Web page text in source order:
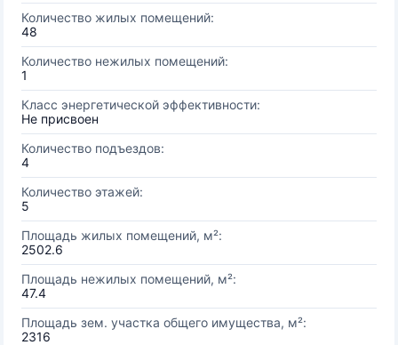
Количество жилых помещений:
48
Количество нежилых помещений:
1
Класс энергетической эффективности:
Не присвоен
Количество подъездов:
4
Количество этажей:
5
Площадь жилых помещений, м²:
2502.6
Площадь нежилых помещений, м²:
47.4
Площадь зем. участка общего имущества, м²:
2316